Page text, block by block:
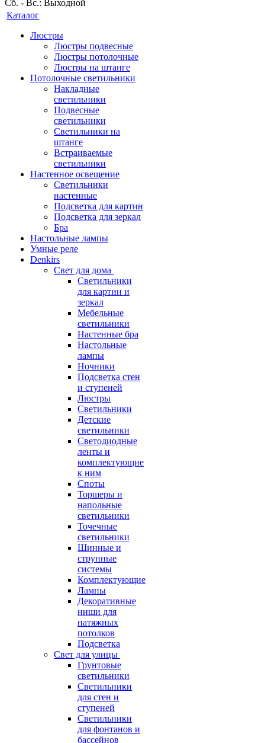
Сб. - Вс.: Выходной
Каталог
Люстры
Люстры подвесные
Люстры потолочные
Люстры на штанге
Потолочные светильники
Накладные
светильники
Подвесные
светильники
Светильники на
штанге
Встраиваемые
светильники
Настенное освещение
Светильники
настенные
Подсветка для картин
Подсветка для зеркал
Бра
Настольные лампы
Умные реле
Denkirs
Свет для дома
Светильники
для картин и
зеркал
Мебельные
светильники
Настенные бра
Настольные
лампы
Ночники
Подсветка стен
и ступеней
Люстры
Светильники
Детские
светильники
Светодиодные
ленты и
комплектующие
к ним
Споты
Торшеры и
напольные
светильники
Точечные
светильники
Шинные и
струнные
системы
Комплектующие
Лампы
Декоративные
ниши для
натяжных
потолков
Подсветка
Свет для улицы
Грунтовые
светильники
Светильники
для стен и
ступеней
Светильники
для фонтанов и
бассейнов